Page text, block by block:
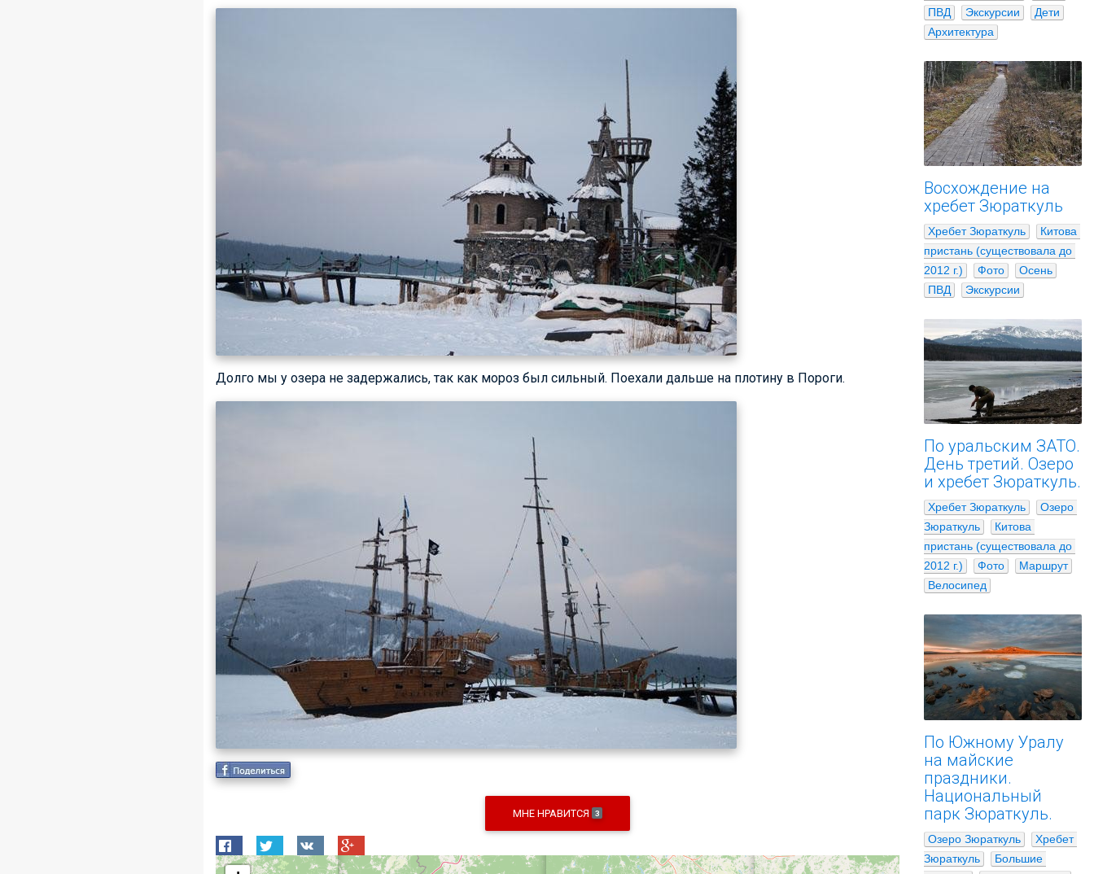
Долго мы у озера не задержались, так как мороз был сильный. Поехали дальше на плотину в Пороги.
МНЕ НРАВИТСЯ 3
ПВД
Экскурсии
Дети
Архитектура
Восхождение на
хребет Зюраткуль
Хребет Зюраткуль
Китова
пристань (существовала до
2012 г.)
Фото
Осень
ПВД
Экскурсии
По уральским ЗАТО.
День третий. Озеро
и хребет Зюраткуль.
Хребет Зюраткуль
Озеро
Зюраткуль
Китова
пристань (существовала до
2012 г.)
Фото
Маршрут
Велосипед
По Южному Уралу
на майские
праздники.
Национальный
парк Зюраткуль.
Озеро Зюраткуль
Хребет
Зюраткуль
Большие